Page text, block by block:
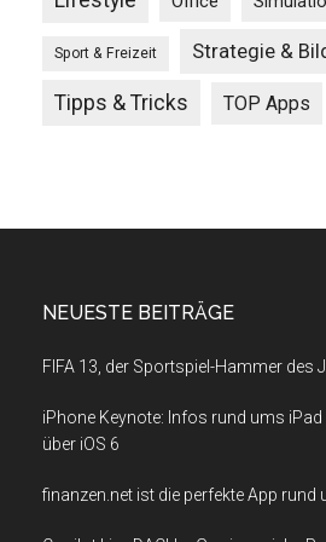
Sport & Freizeit Strategie &
Tipps & Tricks TOP Apps
NEUESTE BEITRÄGE
FIFA 13, der Sportspiel-Hammer des
iPhone Keynote: Infos rund ums
über iOS 6
finanzen.net ist die perfekte App rund